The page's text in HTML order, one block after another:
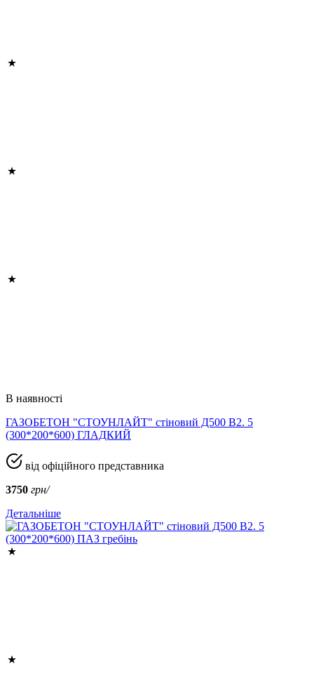
В наявності
ГАЗОБЕТОН "СТОУНЛАЙТ" стіновий Д500 В2. 5
(300*200*600) ГЛАДКИЙ
від офіційного представника
3750 грн/
Детальніше